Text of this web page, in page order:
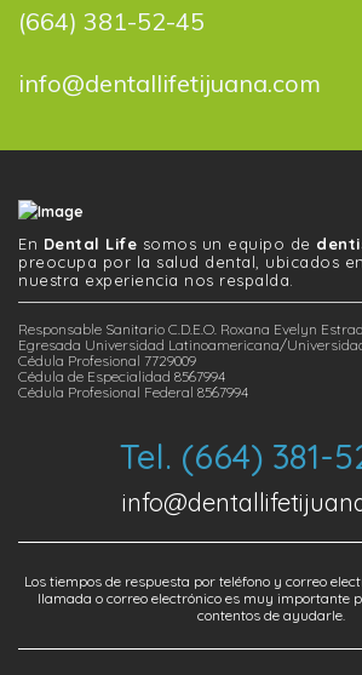
(664) 381-52-45
info@dentallifetijuana.com
En Dental Life somos un equipo de
preocupa por la salud dental, ubicados en
nuestra experiencia nos respalda.
Responsable Sanitario C.D.E.O. Roxana Evelyn
Egresada Universidad Latinoamericana/
Cédula Profesional 7729009
Cédula de Especialidad 8567994
Cédula Profesional Federal 8567994
Tel. (664) 381-
Los tiempos de respuesta por teléfono y correo
llamada o correo electrónico es muy importante
contentos de ayudarle.